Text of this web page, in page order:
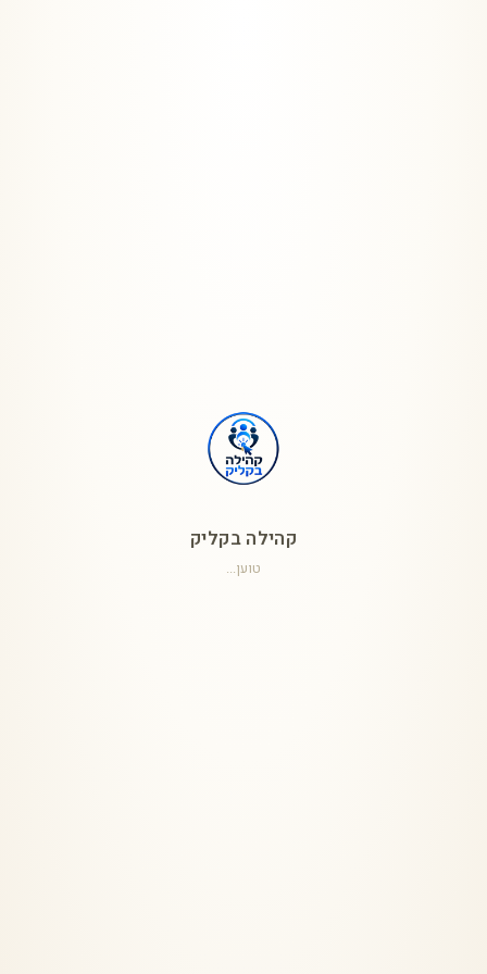
קהילה בקליק
טוען...